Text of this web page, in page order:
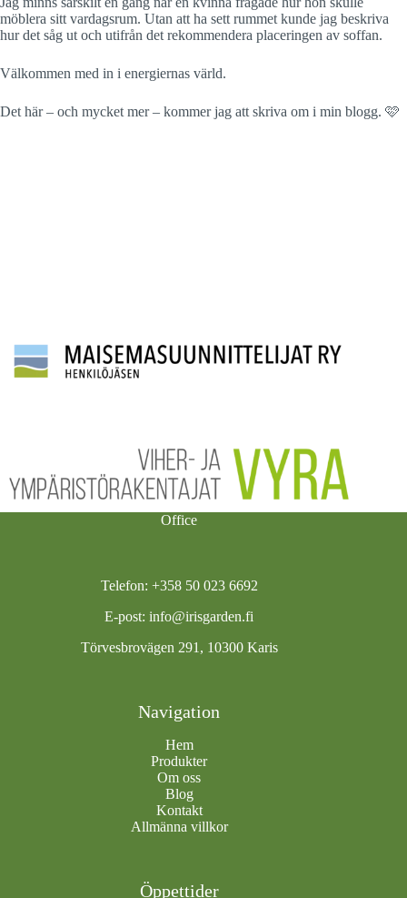
möblera sitt vardagsrum. Utan att ha sett rummet kunde jag beskriva
hur det såg ut och utifrån det rekommendera placeringen av soffan.
Välkommen med in i energiernas värld.
Det här – och mycket mer – kommer jag att skriva om i min blogg. 🩷
Office
Telefon: +358 50 023 6692
E-post:info@irisgarden.fi
Törvesbrovägen 291, 10300 Karis
Navigation
Hem
Produkter
Om oss
Blog
Kontakt
Allmänna villkor
Öppettider